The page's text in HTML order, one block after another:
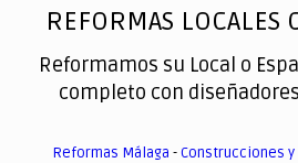
REFORMAS LOCALES
Reformamos su Local o
completo con
Reformas Málaga -Construcciones